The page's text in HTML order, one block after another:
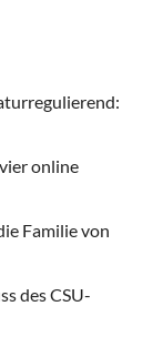
online
Familie von
des CSU-